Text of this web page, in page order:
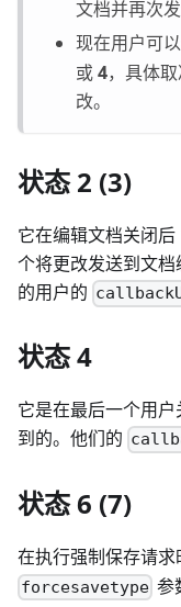
文档并再次
现在用户可
或4，具体
改。
状态 2 (3)
它在编辑文档关闭后
个将更改发送到文
的用户的
状态 4
它是在最后一个用
到的。他们的
状态 6 (7)
在执行强制保存请求
forcesavetype 参